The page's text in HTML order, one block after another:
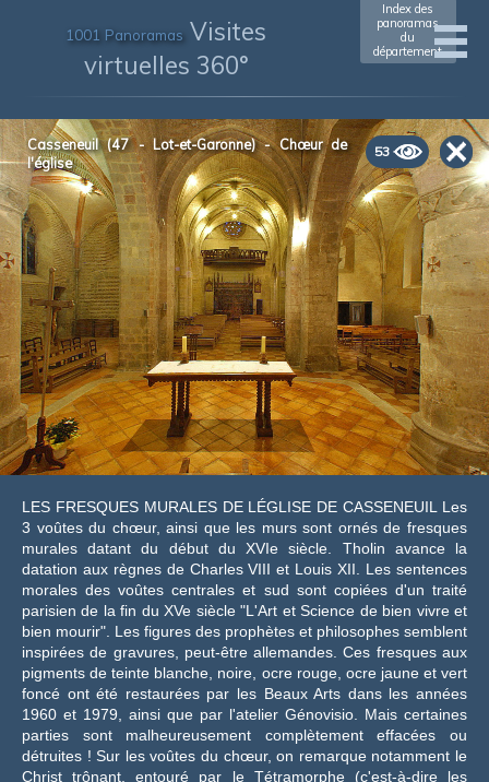
1001 Panoramas Visites
virtuelles 360°
Index des
panoramas
du
département
53
Casseneuil (47 - Lot-et-Garonne) - Chœur de
l'église
LES FRESQUES MURALES DE LÉGLISE DE CASSENEUIL Les
3 voûtes du chœur, ainsi que les murs sont ornés de fresques
murales datant du début du XVIe siècle. Tholin avance la
datation aux règnes de Charles VIII et Louis XII. Les sentences
morales des voûtes centrales et sud sont copiées d'un traité
parisien de la fin du XVe siècle "L'Art et Science de bien vivre et
bien mourir". Les figures des prophètes et philosophes semblent
inspirées de gravures, peut-être allemandes. Ces fresques aux
pigments de teinte blanche, noire, ocre rouge, ocre jaune et vert
foncé ont été restaurées par les Beaux Arts dans les années
1960 et 1979, ainsi que par l'atelier Génovisio. Mais certaines
parties sont malheureusement complètement effacées ou
détruites ! Sur les voûtes du chœur, on remarque notamment le
Christ trônant, entouré par le Tétramorphe (c'est-à-dire les